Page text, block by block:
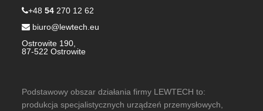
+4854 270 12 62
biuro@lewtech.eu
Ostrowite 190,
87-522 Ostrowite
Podstawowy obszar działania firmy LEWTECH to:
produkcja specjalistycznych urządzeń przemysłowych,